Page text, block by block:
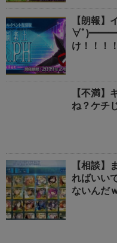
【朗報
∀ﾟ)━━━!!
け！！！！
【不満】
ね？ケチ
【相談】
ればいい
ないんだ